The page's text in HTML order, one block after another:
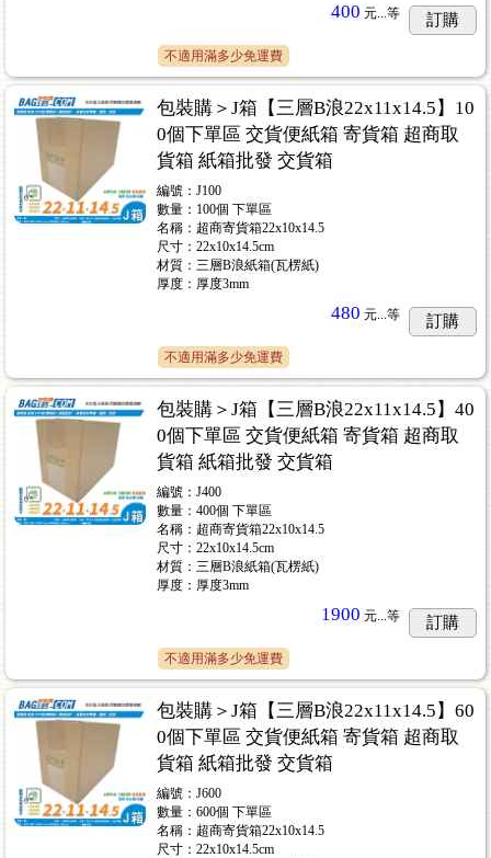
400 元...等 訂購
不適用滿多少免運費
包裝購＞J箱【三層B浪22x11x14.5】10
0個下單區 交貨便紙箱 寄貨箱 超商取
貨箱 紙箱批發 交貨箱
編號：J100
數量：100個 下單區
名稱：超商寄貨箱22x10x14.5
尺寸：22x10x14.5cm
材質：三層B浪紙箱(瓦楞紙)
厚度：厚度3mm
480 元...等 訂購
不適用滿多少免運費
包裝購＞J箱【三層B浪22x11x14.5】40
0個下單區 交貨便紙箱 寄貨箱 超商取
貨箱 紙箱批發 交貨箱
編號：J400
數量：400個 下單區
名稱：超商寄貨箱22x10x14.5
尺寸：22x10x14.5cm
材質：三層B浪紙箱(瓦楞紙)
厚度：厚度3mm
1900 元...等 訂購
不適用滿多少免運費
包裝購＞J箱【三層B浪22x11x14.5】60
0個下單區 交貨便紙箱 寄貨箱 超商取
貨箱 紙箱批發 交貨箱
編號：J600
數量：600個 下單區
名稱：超商寄貨箱22x10x14.5
尺寸：22x10x14.5cm